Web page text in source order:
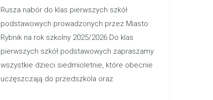
Rusza nabór do klas pierwszych szkół
podstawowych prowadzonych przez Miasto
Rybnik na rok szkolny 2025/2026 Do klas
pierwszych szkół podstawowych zapraszamy
wszystkie dzieci siedmioletnie, które obecnie
uczęszczają do przedszkola oraz